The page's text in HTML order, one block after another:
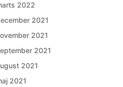
2022
2021
2021
2021
2021
2021